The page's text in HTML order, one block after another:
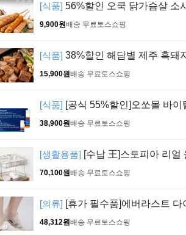
[식품] 56%할인 오쿡 닭가슴살 소
9,900원배송 무료토스쇼핑
[식품] 38%할인 해담별 제주 흑돼
15,900원배송 무료토스쇼핑
[식품] [공식 55%할인]오쏘몰 바
38,900원배송 무료토스쇼핑
[생활용품] [수납 王]스토피아 리얼
70,100원배송 무료토스쇼핑
[의류] [휴가 필수품]에버라스트
48,312원배송 무료토스쇼핑